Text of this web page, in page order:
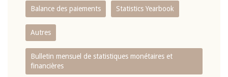
Balance des paiements Statistics Yearbook
Autres
Bulletin mensuel de statistiques monétaires et
financières